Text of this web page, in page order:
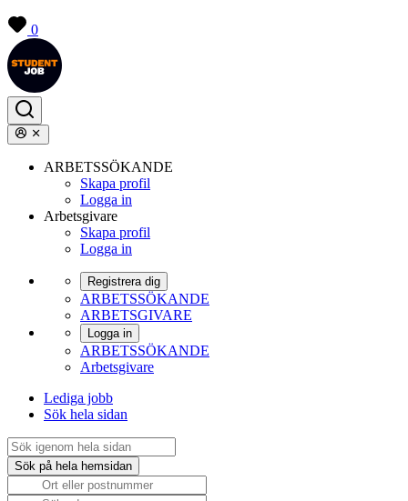
0
ARBETSSÖKANDE
Skapa profil
Logga in
Arbetsgivare
Skapa profil
Logga in
Registrera dig
ARBETSSÖKANDE
ARBETSGIVARE
Logga in
ARBETSSÖKANDE
Arbetsgivare
Lediga jobb
Sök hela sidan